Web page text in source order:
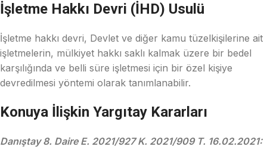
İşletme Hakkı Devri (İHD) Usulü
İşletme hakkı devri, Devlet ve diğer kamu tüzelkişilerine ait
işletmelerin, mülkiyet hakkı saklı kalmak üzere bir bedel
karşılığında ve belli süre işletmesi için bir özel kişiye
devredilmesi yöntemi olarak tanımlanabilir.
Konuya İlişkin Yargıtay Kararları
Danıştay 8. Daire E. 2021/927 K. 2021/909 T. 16.02.2021: